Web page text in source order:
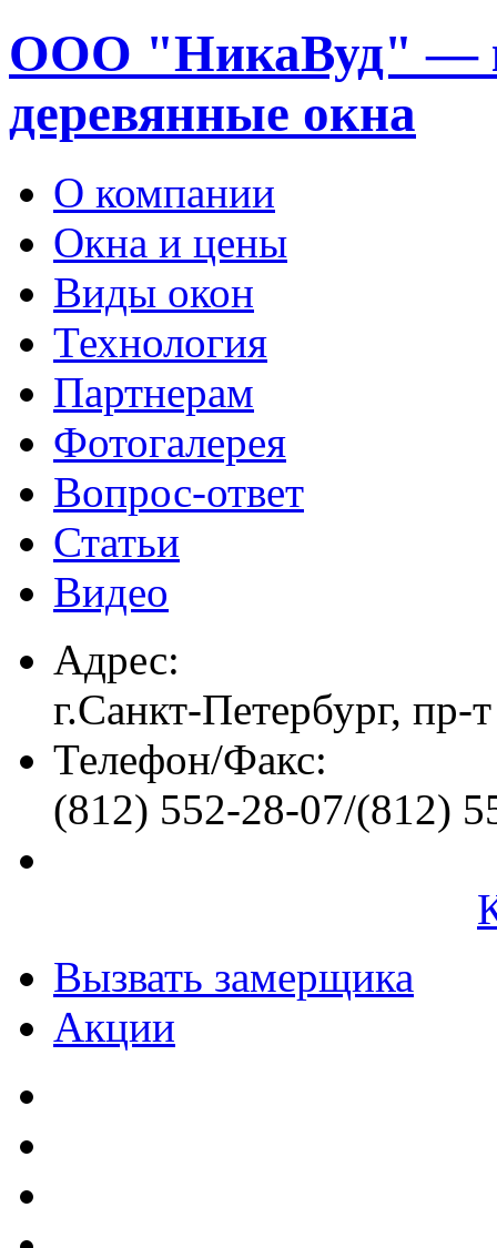
ООО "НикаВуд" —
деревянные окна
О компании
Окна и цены
Виды окон
Технология
Партнерам
Фотогалерея
Вопрос-ответ
Статьи
Видео
Адрес:
г.Санкт-Петербург, пр-
Телефон/Факс:
(812) 552-28-07/(812)
Вызвать замерщика
Акции